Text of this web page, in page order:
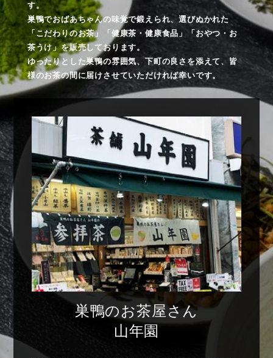
す。
巣鴨でおばあちゃんの味覚で鍛えられ、選びぬかれた
「こだわりのお茶」「健康茶・健康食品」「おやつ・お
茶うけ」を販売しております。
ゆったりとした巣鴨の雰囲気、下町の良さを添えて、皆
様のお茶の間に届けさせていただければ幸いです。
巣鴨のお茶屋さん
山年園